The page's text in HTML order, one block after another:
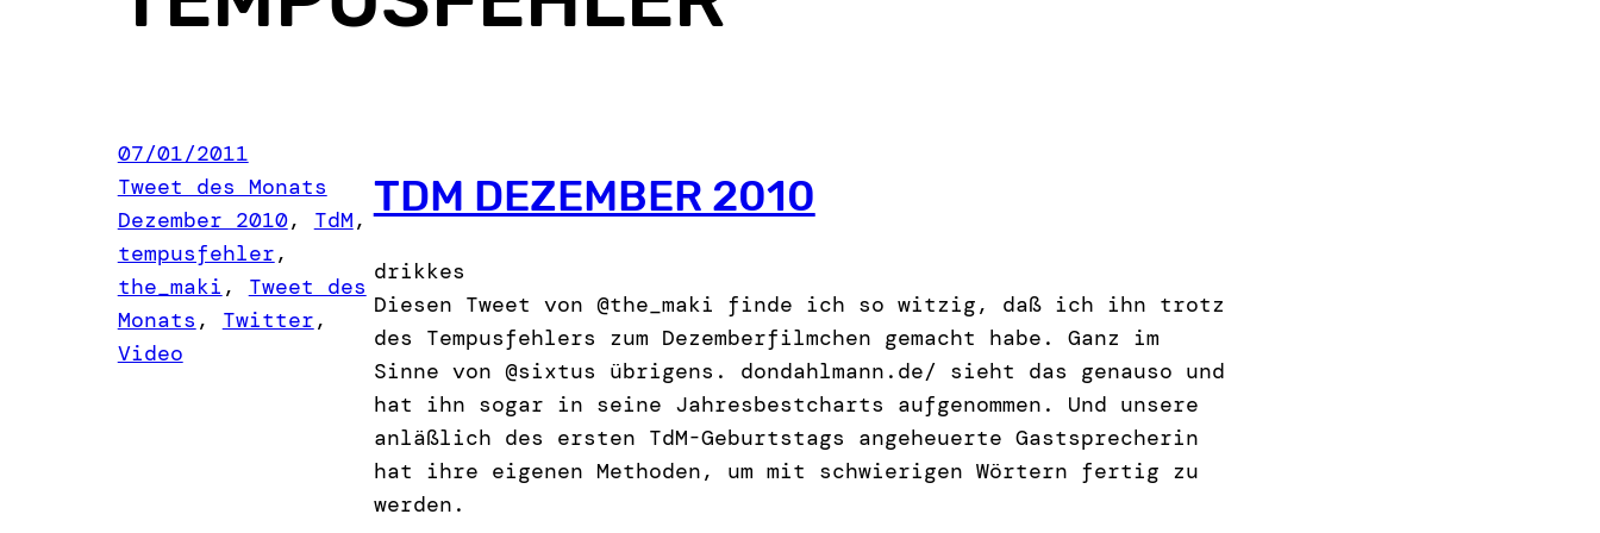
07/01/2011
Tweet des Monats
Dezember 2010, TdM
,
tempusfehler
the_maki , Tweet des
Monats , Twitter
Video
TDM DEZEMBER 2010
drikkes
Diesen Tweet von @the_maki finde ich so witzig, daß ich ihn trotz
des Tempusfehlers zum Dezemberfilmchen gemacht habe. Ganz im
Sinne von @sixtus übrigens. dondahlmann.de/ sieht das genauso und
hat ihn sogar in seine Jahresbestcharts aufgenommen. Und unsere
anläßlich des ersten TdM-Geburtstags angeheuerte Gastsprecherin
hat ihre eigenen Methoden, um mit schwierigen Wörtern fertig zu
werden.